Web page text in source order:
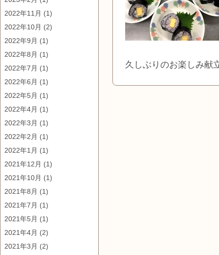
2022年11月 (1)
2022年10月 (2)
2022年9月 (1)
2022年8月 (1)
2022年7月 (1)
2022年6月 (1)
2022年5月 (1)
2022年4月 (1)
2022年3月 (1)
2022年2月 (1)
2022年1月 (1)
2021年12月 (1)
2021年10月 (1)
2021年8月 (1)
2021年7月 (1)
2021年5月 (1)
2021年4月 (2)
2021年3月 (2)
久しぶりのお楽しみ献